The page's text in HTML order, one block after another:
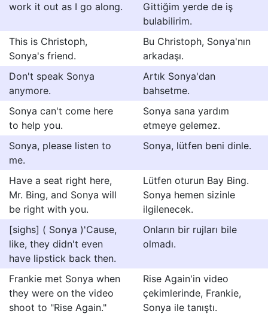
work it out as I go along.
Gittiğim yerde de iş
bulabilirim.
This is Christoph,
Sonya's friend.
Bu Christoph, Sonya'nın
arkadaşı.
Don't speak Sonya
anymore.
Artık Sonya'dan
bahsetme.
Sonya can't come here
to help you.
Sonya sana yardım
etmeye gelemez.
Sonya, please listen to
me.
Sonya, lütfen beni dinle.
Have a seat right here,
Mr. Bing, and Sonya will
be right with you.
Lütfen oturun Bay Bing.
Sonya hemen sizinle
ilgilenecek.
[sighs] ( Sonya )'Cause,
like, they didn't even
have lipstick back then.
Onların bir rujları bile
olmadı.
Frankie met Sonya when
they were on the video
shoot to "Rise Again."
Rise Again'in video
çekimlerinde, Frankie,
Sonya ile tanıştı.